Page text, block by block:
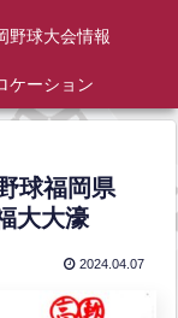
野球大会情報
ケーション
球福岡県
大大濠
2024.04.07